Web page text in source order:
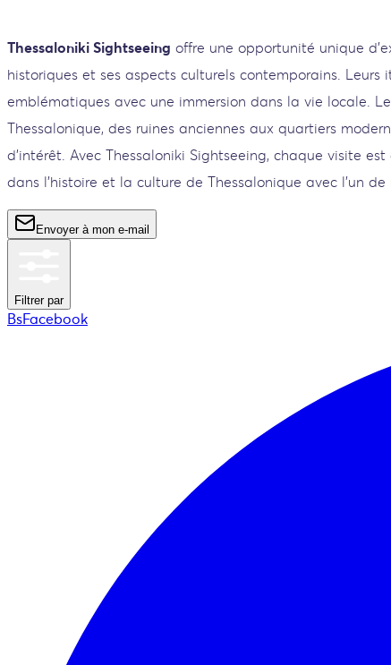
Thessaloniki Sightseeing offre une opportunité unique
historiques et ses aspects culturels contemporains.
emblématiques avec une immersion dans la vie locale.
Thessalonique, des ruines anciennes aux quartiers
d’intérêt. Avec Thessaloniki Sightseeing, chaque visite
dans l’histoire et la culture de Thessalonique avec l’un
Envoyer à mon e-mail
Filtrer par
BsFacebook